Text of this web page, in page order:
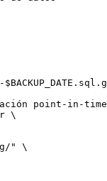
point-in-time
\
" \